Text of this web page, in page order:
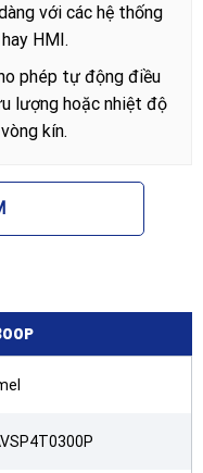
với các hệ thống
HMI.
phép tự động điều
lượng hoặc nhiệt độ
kín.
tần Himel
hao phí điện năng
động cơ theo nhu
khởi động mềm